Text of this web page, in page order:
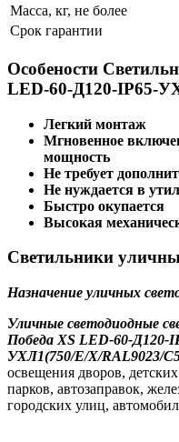
Масса, кг, не более
Срок гарантии
Особености
LED-60-Д120-IP65-
Легкий монтаж
Мгновенное
мощность
Не требует
Не нуждается в
Быстро окупается
Высокая
Светильники
Назначение уличных
Уличные светодиодные
Победа XS LED-60-Д120-
УХЛ1(750/E/X/RAL9023/
освещения дворов,
парков, автозаправок,
городских улиц,